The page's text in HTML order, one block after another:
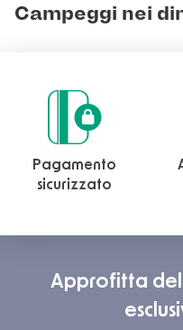
Campeggi nei
Pagamento
sicurizzato
Approfitta